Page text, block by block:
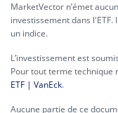
MarketVector n’émet
investissement dans
un indice.
L’investissement est
Pour tout terme technique
ETF | VanEck.
Aucune partie de ce